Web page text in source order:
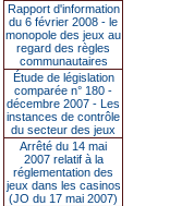
Rapport d'information
du 6 février 2008 - le
monopole des jeux au
regard des règles
communautaires
Étude de législation
comparée n° 180 -
décembre 2007 - Les
instances de contrôle
du secteur des jeux
Arrêté du 14 mai
2007 relatif à la
réglementation des
jeux dans les casinos
(JO du 17 mai 2007)